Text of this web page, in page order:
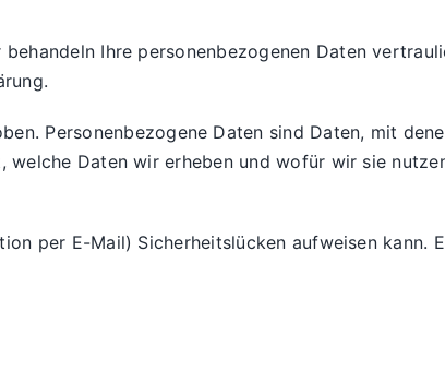
Ihre personenbezogenen Daten
Personenbezogene Daten sind Daten, mit
Daten wir erheben und wofür wir sie
per E-Mail) Sicherheitslücken aufweisen kann.